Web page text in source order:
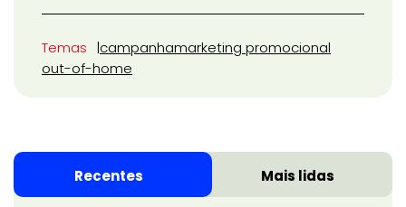
Temas campanhamarketing promocional
out-of-home
Recentes Mais lidas